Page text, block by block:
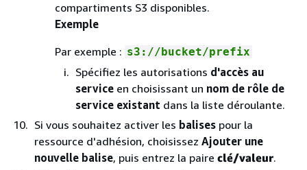
compartiments S3 disponibles.
Exemple
Par exemple : s3://bucket/prefix
Spécifiez les autorisations d'accès au
service en choisissant un nom de rôle de
service existant dans la liste déroulante.
Si vous souhaitez activer les balises pour la
ressource d'adhésion, choisissez Ajouter une
nouvelle balise, puis entrez la paire clé/valeur.